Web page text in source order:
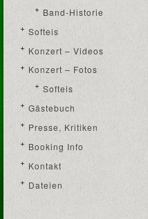
Band-Historie
Softeis
Konzert – Videos
Konzert – Fotos
Softeis
Gästebuch
Presse, Kritiken
Booking Info
Kontakt
Dateien